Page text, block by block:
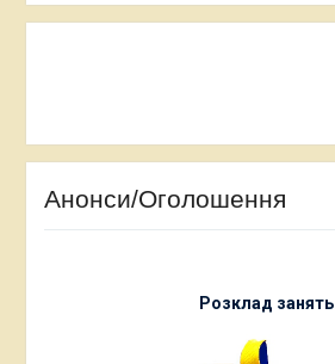
Анонси/Оголошення
Розклад занять